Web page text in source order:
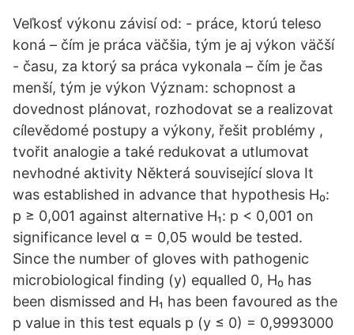
Veľkosť výkonu závisí od: - práce, ktorú teleso
koná – čím je práca väčšia, tým je aj výkon väčší
- času, za ktorý sa práca vykonala – čím je čas
menší, tým je výkon Význam: schopnost a
dovednost plánovat, rozhodovat se a realizovat
cílevědomé postupy a výkony, řešit problémy ,
tvořit analogie a také redukovat a utlumovat
nevhodné aktivity Některá související slova It
was established in advance that hypothesis H₀:
p ≥ 0,001 against alternative H₁: p < 0,001 on
significance level α = 0,05 would be tested.
Since the number of gloves with pathogenic
microbiological finding (y) equalled 0, H₀ has
been dismissed and H₁ has been favoured as the
p value in this test equals p (y ≤ 0) = 0,9993000